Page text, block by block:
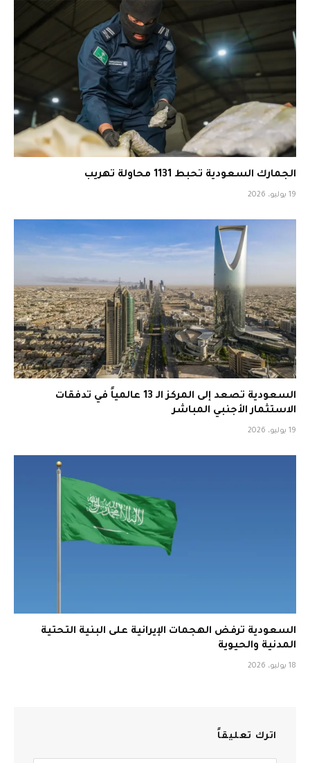
الجمارك السعودية تحبط 1131 محاولة تهريب
19 يوليو، 2026
السعودية تصعد إلى المركز الـ 13 عالمياً في تدفقات
الاستثمار الأجنبي المباشر
19 يوليو، 2026
السعودية ترفض الهجمات الإيرانية على البنية التحتية
المدنية والحيوية
18 يوليو، 2026
اترك تعليقاً